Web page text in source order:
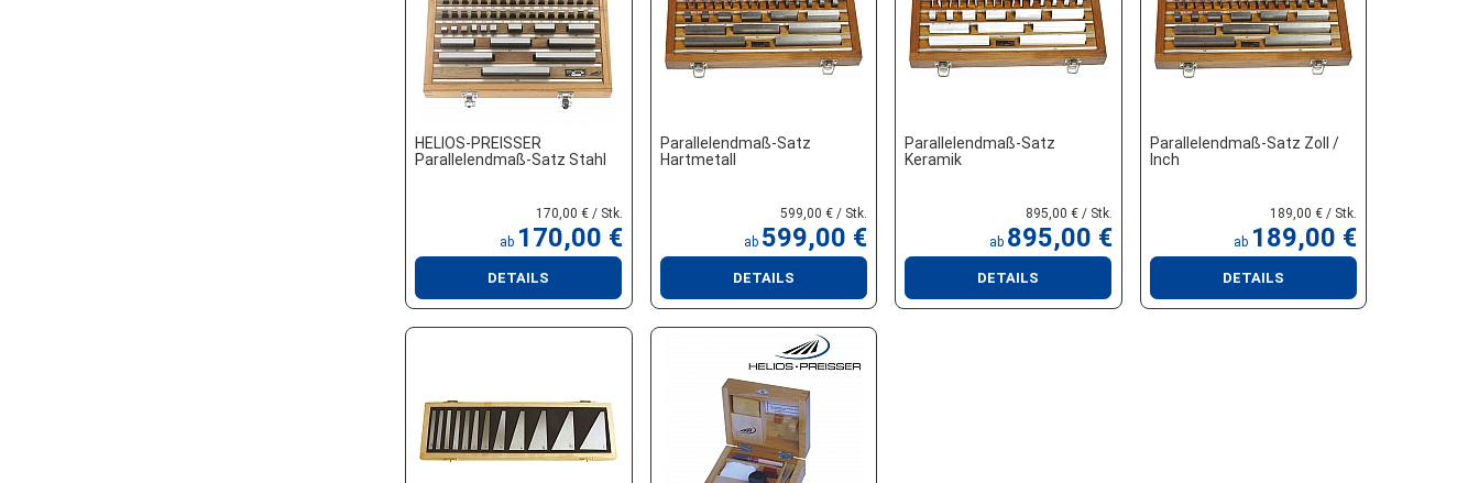
HELIOS-PREISSER
Parallelendmaß-Satz Stahl
170,00 € / Stk.
ab 170,00 €
DETAILS
Parallelendmaß-Satz
Hartmetall
599,00 € / Stk.
ab 599,00 €
DETAILS
Parallelendmaß-Satz
Keramik
895,00 € / Stk.
ab 895,00 €
DETAILS
Parallelendmaß-Satz Zoll /
Inch
189,00 € / Stk.
ab 189,00 €
DETAILS